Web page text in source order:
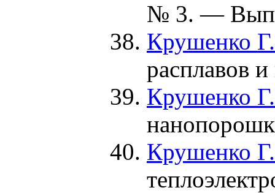
№ 3. —
Крушенко
расплавов
Крушенко
Крушенко